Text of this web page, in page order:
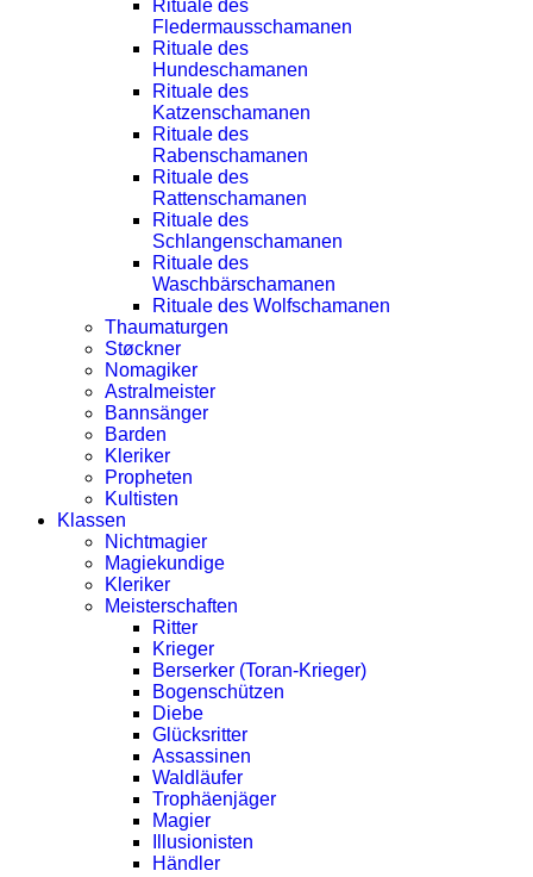
Rituale des
Fledermausschamanen
Rituale des
Hundeschamanen
Rituale des
Katzenschamanen
Rituale des
Rabenschamanen
Rituale des
Rattenschamanen
Rituale des
Schlangenschamanen
Rituale des
Waschbärschamanen
Rituale des Wolfschamanen
Thaumaturgen
Støckner
Nomagiker
Astralmeister
Bannsänger
Barden
Kleriker
Propheten
Kultisten
Klassen
Nichtmagier
Magiekundige
Kleriker
Meisterschaften
Ritter
Krieger
Berserker (Toran-Krieger)
Bogenschützen
Diebe
Glücksritter
Assassinen
Waldläufer
Trophäenjäger
Magier
Illusionisten
Händler